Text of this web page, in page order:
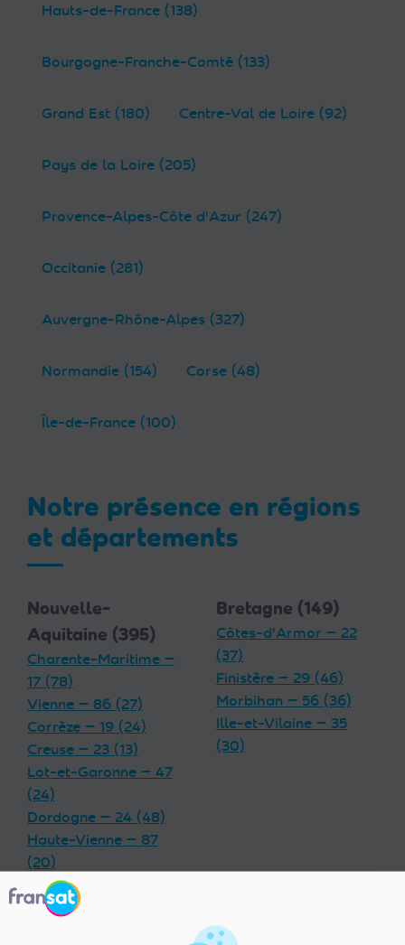
Hauts-de-France (138)
Bourgogne-Franche-Comté (133)
Grand Est (180) Centre-Val de Loire (92)
Pays de la Loire (205)
Provence-Alpes-Côte d'Azur (247)
Occitanie (281)
Auvergne-Rhône-Alpes (327)
Normandie (154) Corse (48)
Île-de-France (100)
Notre présence en régions
et départements
Nouvelle-
Aquitaine (395)
Charente-Maritime —
17 (78)
Vienne — 86 (27)
Corrèze — 19 (24)
Creuse — 23 (13)
Lot-et-Garonne — 47
(24)
Dordogne — 24 (48)
Haute-Vienne — 87
(20)
Charente — 16 (32)
Landes — 40 (33)
Bretagne (149)
Côtes-d'Armor — 22
(37)
Finistère — 29 (46)
Morbihan — 56 (36)
Ille-et-Vilaine — 35
(30)